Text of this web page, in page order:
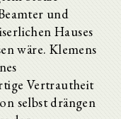
und
Hauses
wäre. Klemens
Vertrautheit
selbst drängen